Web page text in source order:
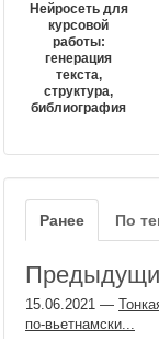
Нейросеть для
курсовой
работы:
генерация
текста,
структура,
библиография
Ранее По
15.06.2021 —
по-вьетнамски...